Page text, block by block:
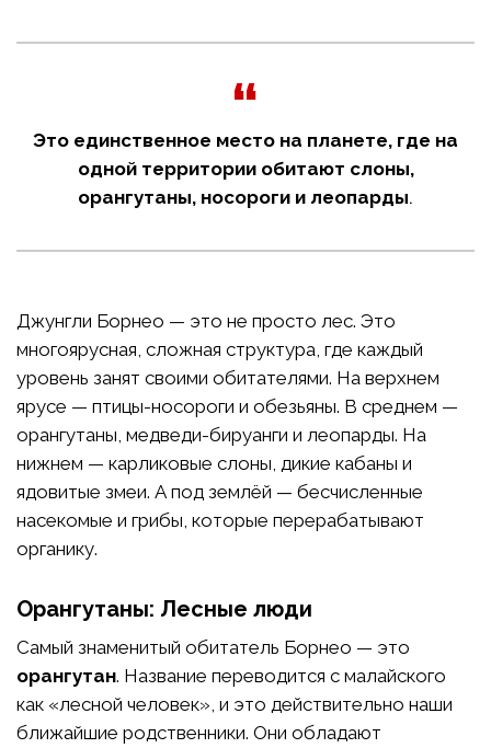
Это единственное место на планете, где на
одной территории обитают слоны,
орангутаны, носороги и леопарды.
Джунгли Борнео — это не просто лес. Это
многоярусная, сложная структура, где каждый
уровень занят своими обитателями. На верхнем
ярусе — птицы-носороги и обезьяны. В среднем —
орангутаны, медведи-бируанги и леопарды. На
нижнем — карликовые слоны, дикие кабаны и
ядовитые змеи. А под землёй — бесчисленные
насекомые и грибы, которые перерабатывают
органику.
Орангутаны: Лесные люди
Самый знаменитый обитатель Борнео — это
орангутан. Название переводится с малайского
как «лесной человек», и это действительно наши
ближайшие родственники. Они обладают